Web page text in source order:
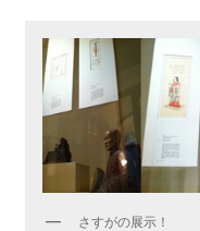
さすがの展示！